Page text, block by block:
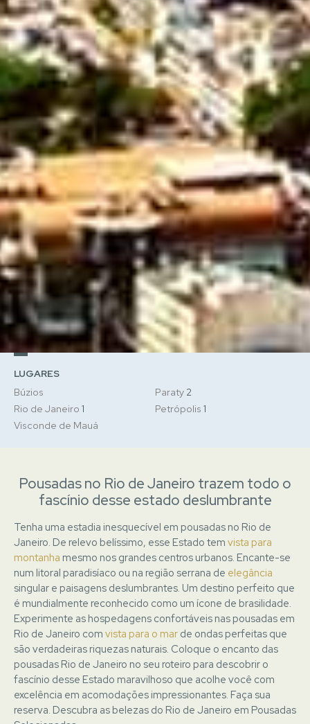
LUGARES
Búzios
Paraty 2
Rio de Janeiro 1 Petrópolis 1
Visconde de Mauá
Pousadas no Rio de Janeiro trazem todo o
fascínio desse estado deslumbrante
Tenha uma estadia inesquecível em pousadas no Rio de
Janeiro. De relevo belíssimo, esse Estado tem vista para
montanha mesmo nos grandes centros urbanos. Encante-se
num litoral paradisíaco ou na região serrana de elegância
singular e paisagens deslumbrantes. Um destino perfeito que
é mundialmente reconhecido como um ícone de brasilidade.
Experimente as hospedagens confortáveis nas pousadas em
Rio de Janeiro com vista para o mar de ondas perfeitas que
são verdadeiras riquezas naturais. Coloque o encanto das
pousadas Rio de Janeiro no seu roteiro para descobrir o
fascínio desse Estado maravilhoso que acolhe você com
excelência em acomodações impressionantes. Faça sua
reserva. Descubra as belezas do Rio de Janeiro em Pousadas